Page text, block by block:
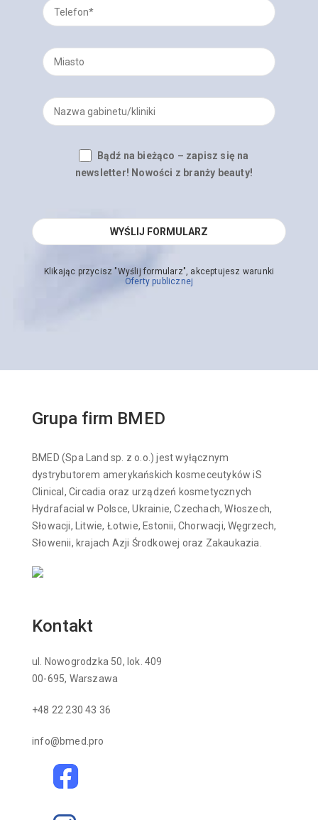
Bądź na bieżąco – zapisz się na
newsletter! Nowości z branży beauty!
Klikając przycisz "Wyślij formularz", akceptujesz warunki
Oferty publicznej
Grupa firm BMED
BMED (Spa Land sp. z o.o.) jest wyłącznym
dystrybutorem amerykańskich kosmeceutyków iS
Clinical, Circadia oraz urządzeń kosmetycznych
Hydrafacial w Polsce, Ukrainie, Czechach, Włoszech,
Słowacji, Litwie, Łotwie, Estonii, Chorwacji, Węgrzech,
Słowenii, krajach Azji Środkowej oraz Zakaukazia.
Kontakt
ul. Nowogrodzka 50, lok. 409
00-695, Warszawa
+48 22 230 43 36
info@bmed.pro